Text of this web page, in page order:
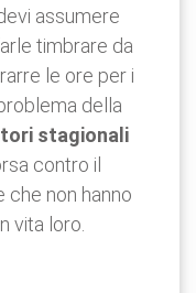
assumere
timbrare da
le ore per i
della
stagionali
contro il
non hanno
vita loro.